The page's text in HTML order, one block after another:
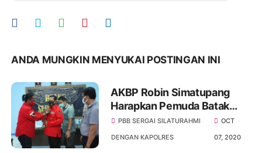
ANDA MUNGKIN MENYUKAI POSTINGAN INI
AKBP Robin Simatupang
Harapkan Pemuda Batak
Bersatu (PBB) Gelorakan
Keharmonisan
PBB SERGAI SILATURAHMI
DENGAN KAPOLRES
OCT
07, 2020